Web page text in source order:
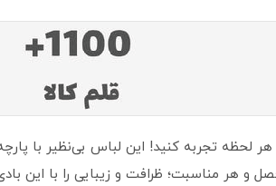
هر لحظه تجربه کنید! این لباس بی‌نظیر
و هر مناسبت؛ ظرافت و زیبایی را با این